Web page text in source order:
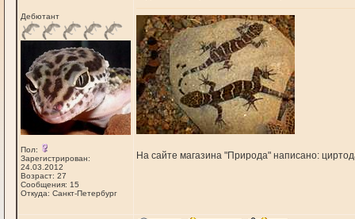
Дебютант
Пол:
Зарегистрирован:
24.03.2012
Возраст: 27
Сообщения: 15
Откуда: Санкт-Петербург
На сайте магазина "Природа" написано: